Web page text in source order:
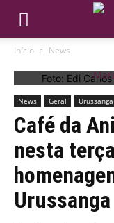
Início News
Foto: Edi
News Geral Urussanga
Café da
nesta
Urussanga